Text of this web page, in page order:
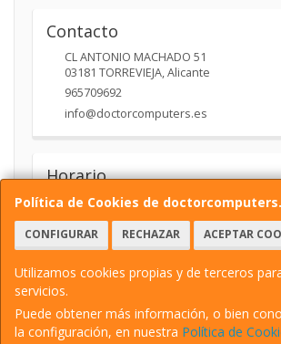
Política de Cookies de
CONFIGURAR RECHAZAR ACEPTAR
Utilizamos cookies propias y de terceros
servicios.
Puede obtener más información, o bien
la configuración, en nuestra Política de
Contacto
CL ANTONIO MACHADO 51
03181 TORREVIEJA,Alicante
965709692
info@doctorcomputers.es
Horario
10:00- 14:00 17:30 -19:30